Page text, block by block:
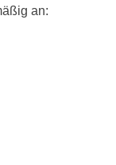
an: